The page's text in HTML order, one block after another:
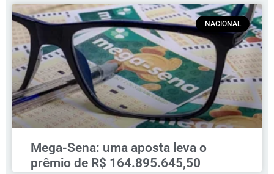
NACIONAL
Mega-Sena: uma aposta leva o
prêmio de R$ 164.895.645,50